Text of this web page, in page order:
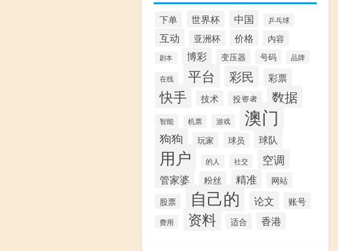
下单 世界杯 中国 乒乓球
互动 亚洲杯 价格 内容
剧本 博彩 变压器 号码 品牌
在线 平台 彩民 彩票
快手 技术 投资者 数据
智能 机票 游戏 澳门
狗狗 玩家 球员 球队
用户 的人 社交 空调
管家婆 粉丝 精准
网站
股票
自己的 论文 账号
费用 资料 适合 香港